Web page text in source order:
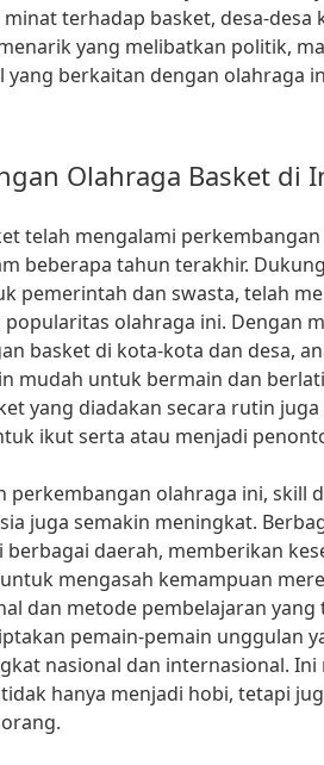
terhadap basket, desa-desa
yang melibatkan politik,
yang berkaitan dengan olahraga
Olahraga Basket di
telah mengalami
beberapa tahun terakhir.
pemerintah dan swasta, telah
olahraga ini. Dengan
basket di kota-kota dan desa,
mudah untuk bermain dan
yang diadakan secara rutin
ikut serta atau menjadi
perkembangan olahraga ini, skill
juga semakin meningkat.
berbagai daerah, memberikan
mengasah kemampuan
dan metode pembelajaran yang
pemain-pemain unggulan
nasional dan internasional.
hanya menjadi hobi, tetapi